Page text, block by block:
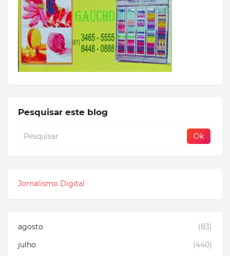
Pesquisar este blog
Jornalismo Digital
agosto
(83)
julho
(440)